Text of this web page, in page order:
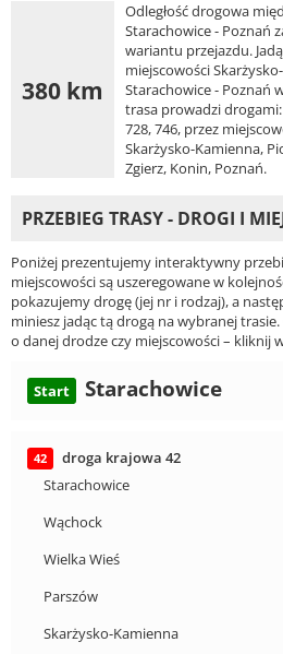
380 km
Odległość drogowa
Starachowice - Poznań
wariantu przejazdu.
miejscowości
Starachowice - Poznań
trasa prowadzi drogami:
728, 746, przez
Skarżysko-Kamienna,
Zgierz, Konin, Poznań.
PRZEBIEG TRASY - DROGI I
Poniżej prezentujemy interaktywny
miejscowości są uszeregowane w
pokazujemy drogę (jej nr i rodzaj), a
miniesz jadąc tą drogą na wybranej
o danej drodze czy miejscowości – kliknij
Start Starachowice
42
droga krajowa 42
Starachowice
Wąchock
Wielka Wieś
Parszów
Skarżysko-Kamienna